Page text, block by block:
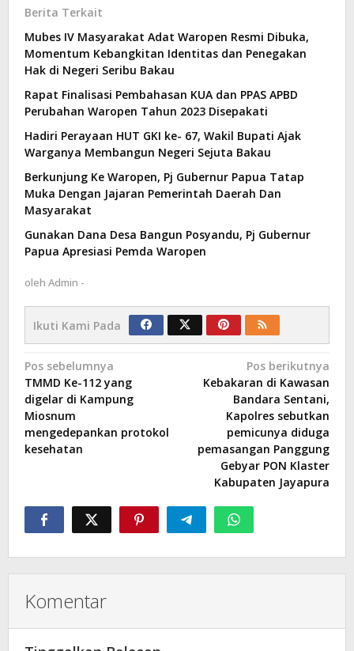
Berita Terkait
Mubes IV Masyarakat Adat Waropen Resmi Dibuka,
Momentum Kebangkitan Identitas dan Penegakan
Hak di Negeri Seribu Bakau
Rapat Finalisasi Pembahasan KUA dan PPAS APBD
Perubahan Waropen Tahun 2023 Disepakati
Hadiri Perayaan HUT GKI ke- 67, Wakil Bupati Ajak
Warganya Membangun Negeri Sejuta Bakau
Berkunjung Ke Waropen, Pj Gubernur Papua Tatap
Muka Dengan Jajaran Pemerintah Daerah Dan
Masyarakat
Gunakan Dana Desa Bangun Posyandu, Pj Gubernur
Papua Apresiasi Pemda Waropen
oleh Admin -
Ikuti Kami Pada
Navigasi
pos
Pos sebelumnya
TMMD Ke-112 yang
digelar di Kampung
Miosnum
mengedepankan protokol
kesehatan
Pos berikutnya
Kebakaran di Kawasan
Bandara Sentani,
Kapolres sebutkan
pemicunya diduga
pemasangan Panggung
Gebyar PON Klaster
Kabupaten Jayapura
Komentar